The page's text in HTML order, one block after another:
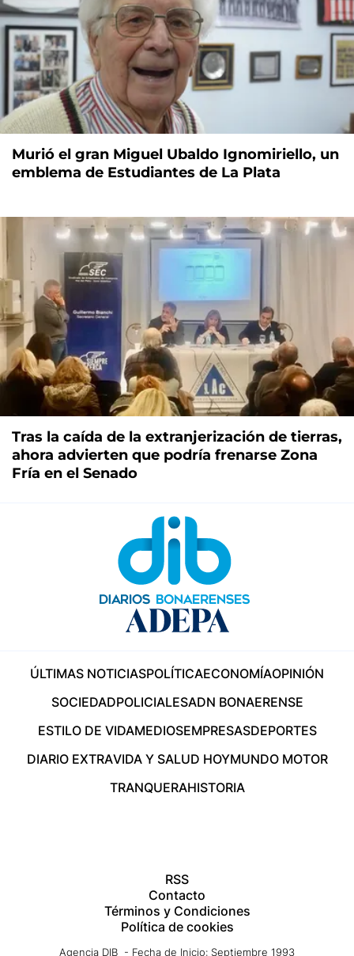
Murió el gran Miguel Ubaldo Ignomiriello, un
emblema de Estudiantes de La Plata
Tras la caída de la extranjerización de tierras,
ahora advierten que podría frenarse Zona
Fría en el Senado
ÚLTIMAS NOTICIASPOLÍTICAECONOMÍAOPINIÓN
SOCIEDADPOLICIALESADN BONAERENSE
ESTILO DE VIDAMEDIOSEMPRESASDEPORTES
DIARIO EXTRAVIDA Y SALUD HOYMUNDO MOTOR
TRANQUERAHISTORIA
RSS
Contacto
Términos y Condiciones
Política de cookies
Agencia DIB - Fecha de Inicio: Septiembre 1993